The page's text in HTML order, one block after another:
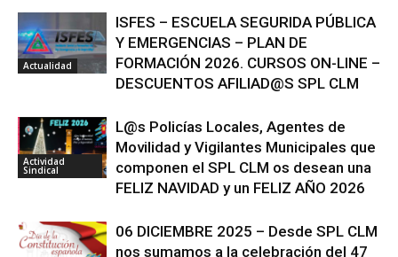
Actualidad
ISFES – ESCUELA SEGURIDA PÚBLICA
Y EMERGENCIAS – PLAN DE
FORMACIÓN 2026. CURSOS ON-LINE –
DESCUENTOS AFILIAD@S SPL CLM
Actividad
Sindical
L@s Policías Locales, Agentes de
Movilidad y Vigilantes Municipales que
componen el SPL CLM os desean una
FELIZ NAVIDAD y un FELIZ AÑO 2026
06 DICIEMBRE 2025 – Desde SPL CLM
nos sumamos a la celebración del 47